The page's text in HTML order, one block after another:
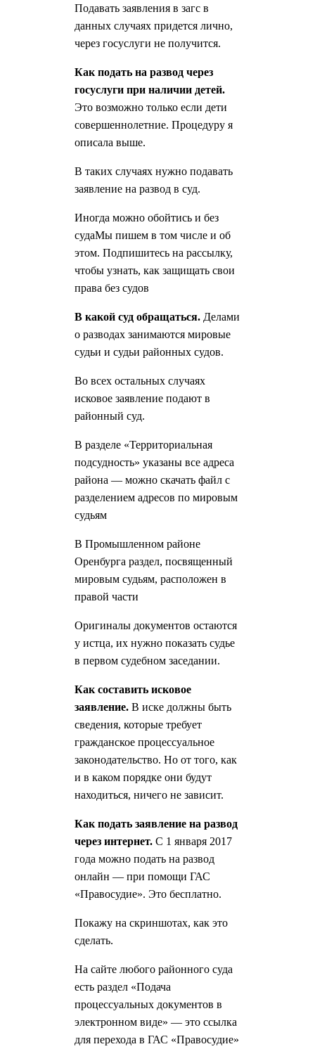
Подавать заявления в загс в
данных случаях придется лично,
через госуслуги не получится.
Как подать на развод через
госуслуги при наличии детей.
Это возможно только если дети
совершеннолетние. Процедуру я
описала выше.
В таких случаях нужно подавать
заявление на развод в суд.
Иногда можно обойтись и без
судаМы пишем в том числе и об
этом. Подпишитесь на рассылку,
чтобы узнать, как защищать свои
права без судов
В какой суд обращаться. Делами
о разводах занимаются мировые
судьи и судьи районных судов.
Во всех остальных случаях
исковое заявление подают в
районный суд.
В разделе «Территориальная
подсудность» указаны все адреса
района — можно скачать файл с
разделением адресов по мировым
судьям
В Промышленном районе
Оренбурга раздел, посвященный
мировым судьям, расположен в
правой части
Оригиналы документов остаются
у истца, их нужно показать судье
в первом судебном заседании.
Как составить исковое
заявление. В иске должны быть
сведения, которые требует
гражданское процессуальное
законодательство. Но от того, как
и в каком порядке они будут
находиться, ничего не зависит.
Как подать заявление на развод
через интернет. С 1 января 2017
года можно подать на развод
онлайн — при помощи ГАС
«Правосудие». Это бесплатно.
Покажу на скриншотах, как это
сделать.
На сайте любого районного суда
есть раздел «Подача
процессуальных документов в
электронном виде» — это ссылка
для перехода в ГАС «Правосудие»